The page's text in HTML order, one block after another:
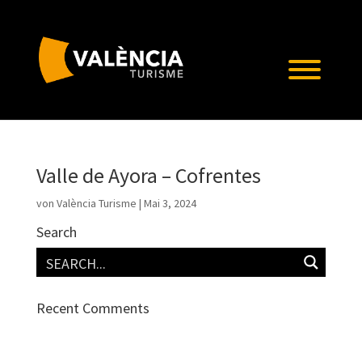
Valle de Ayora – Cofrentes
von València Turisme | Mai 3, 2024
Search
Recent Comments